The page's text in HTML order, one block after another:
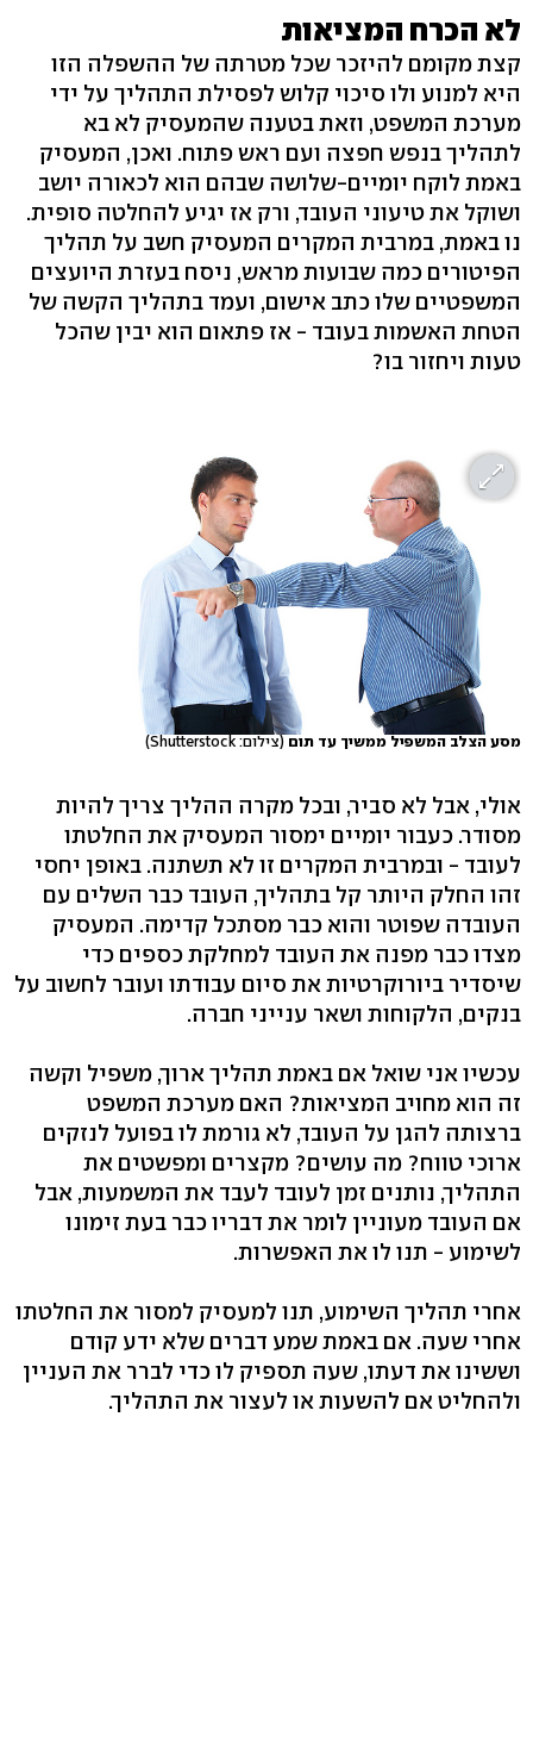
לא הכרח המציאות
קצת מקומם להיזכר שכל מטרתה של ההשפלה הזו
היא למנוע ולו סיכוי קלוש לפסילת התהליך על ידי
מערכת המשפט, וזאת בטענה שהמעסיק לא בא
לתהליך בנפש חפצה ועם ראש פתוח. ואכן, המעסיק
באמת לוקח יומיים-שלושה שבהם הוא לכאורה יושב
ושוקל את טיעוני העובד, ורק אז יגיע להחלטה סופית.
נו באמת, במרבית המקרים המעסיק חשב על תהליך
הפיטורים כמה שבועות מראש, ניסח בעזרת היועצים
המשפטיים שלו כתב אישום, ועמד בתהליך הקשה של
הטחת האשמות בעובד - אז פתאום הוא יבין שהכל
טעות ויחזור בו?
מסע הצלב המשפיל ממשיך עד תום(צילום: Shutterstock)
אולי, אבל לא סביר, ובכל מקרה ההליך צריך להיות
מסודר. כעבור יומיים ימסור המעסיק את החלטתו
לעובד - ובמרבית המקרים זו לא תשתנה. באופן יחסי
זהו החלק היותר קל בתהליך, העובד כבר השלים עם
העובדה שפוטר והוא כבר מסתכל קדימה. המעסיק
מצדו כבר מפנה את העובד למחלקת כספים כדי
שיסדיר ביורוקרטיות את סיום עבודתו ועובר לחשוב על
בנקים, הלקוחות ושאר ענייני חברה.
עכשיו אני שואל אם באמת תהליך ארוך, משפיל וקשה
זה הוא מחויב המציאות? האם מערכת המשפט
ברצותה להגן על העובד, לא גורמת לו בפועל לנזקים
ארוכי טווח? מה עושים? מקצרים ומפשטים את
התהליך, נותנים זמן לעובד לעבד את המשמעות, אבל
אם העובד מעוניין לומר את דבריו כבר בעת זימונו
לשימוע - תנו לו את האפשרות.
אחרי תהליך השימוע, תנו למעסיק למסור את החלטתו
אחרי שעה. אם באמת שמע דברים שלא ידע קודם
וששינו את דעתו, שעה תספיק לו כדי לברר את העניין
ולהחליט אם להשעות או לעצור את התהליך.